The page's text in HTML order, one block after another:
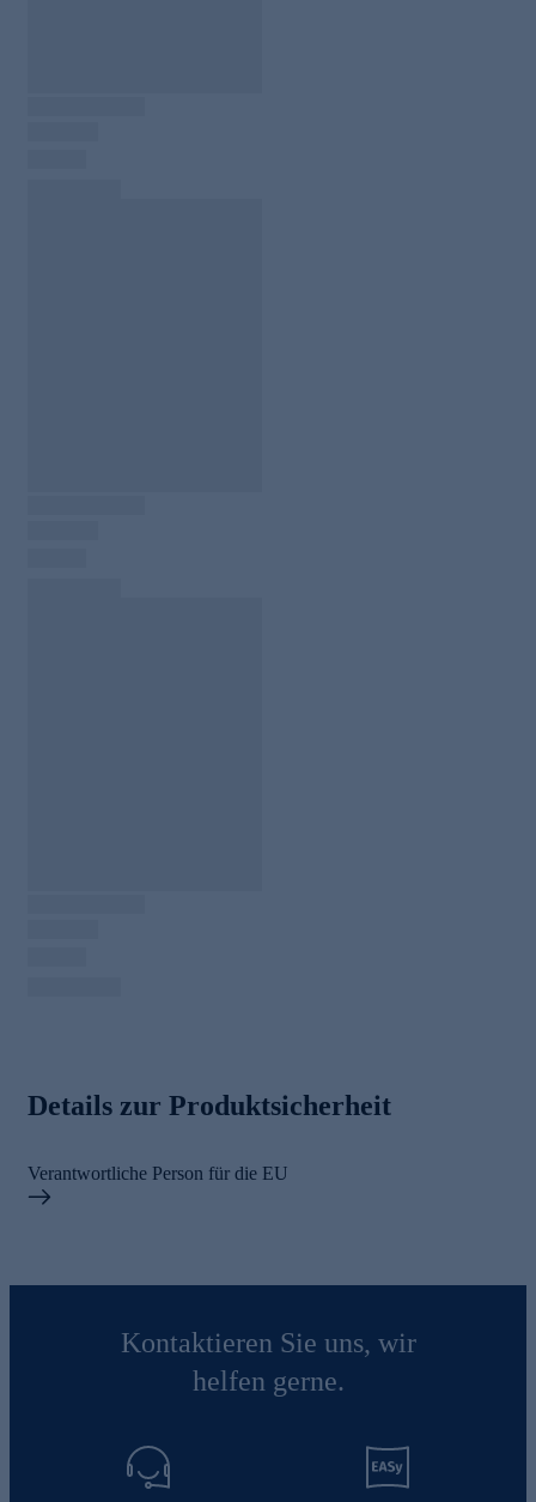
Details zur Produktsicherheit
Verantwortliche Person für die EU
Kontaktieren Sie uns, wir
helfen gerne.